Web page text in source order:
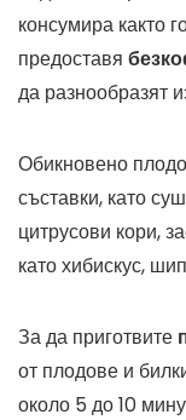
консумира както
предоставя
да разнообразят
Обикновено
съставки, като
цитрусови кори,
като хибискус,
За да приготвите
от плодове и
около 5 до 10